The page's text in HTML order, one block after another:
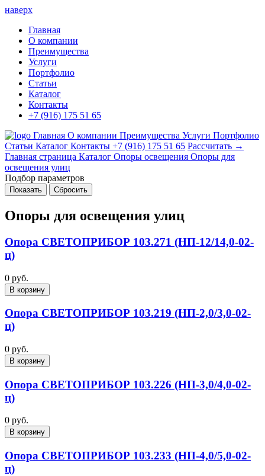
наверх
Главная
О компании
Преимущества
Услуги
Портфолио
Статьи
Каталог
Контакты
+7 (916) 175 51 65
Главная О компании Преимущества Услуги Портфолио
Статьи Каталог Контакты +7 (916) 175 51 65 Рассчитать →
Главная страница Каталог Опоры освещения Опоры для
освещения улиц
Подбор параметров
Опоры для освещения улиц
Опора СВЕТОПРИБОР 103.271 (НП-12/14,0-02-
ц)
0 руб.
В корзину
Опора СВЕТОПРИБОР 103.219 (НП-2,0/3,0-02-
ц)
0 руб.
В корзину
Опора СВЕТОПРИБОР 103.226 (НП-3,0/4,0-02-
ц)
0 руб.
В корзину
Опора СВЕТОПРИБОР 103.233 (НП-4,0/5,0-02-
ц)